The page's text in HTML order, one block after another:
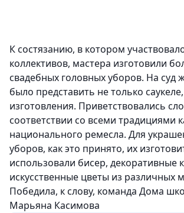
К состязанию, в котором
коллективов, мастера изготовили
свадебных головных уборов. На суд
было представить не только
изготовления. Приветствовались
соответствии со всеми традициями
национального ремесла. Для
уборов, как это принято, их
использовали бисер, декоративные
искусственные цветы из различных
Победила, к слову, команда Дома
Марьяна Касимова